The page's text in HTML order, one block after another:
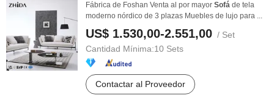
Fábrica de Foshan Venta al por mayor Sofá de tela
moderno nórdico de 3 plazas Muebles de lujo para ...
US$ 1.530,00-2.551,00 / Set
Cantidad Mínima:10 Sets
Contactar al Proveedor